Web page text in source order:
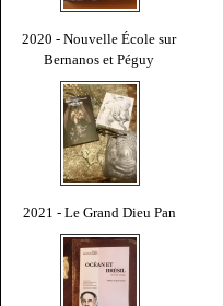
2020 - Nouvelle École sur
Bernanos et Péguy
2021 - Le Grand Dieu Pan